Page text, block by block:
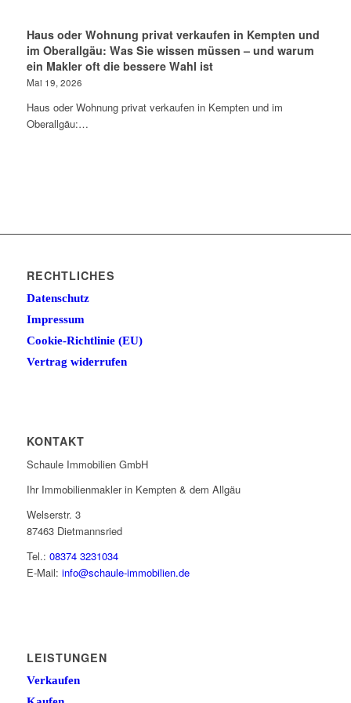
Haus oder Wohnung privat verkaufen in Kempten und
im Oberallgäu: Was Sie wissen müssen – und warum
ein Makler oft die bessere Wahl ist
Mai 19, 2026
Haus oder Wohnung privat verkaufen in Kempten und im
Oberallgäu:…
RECHTLICHES
Datenschutz
Impressum
Cookie-Richtlinie (EU)
Vertrag widerrufen
KONTAKT
Schaule Immobilien GmbH
Ihr Immobilienmakler in Kempten & dem Allgäu
Welserstr. 3
87463 Dietmannsried
Tel.: 08374 3231034
E-Mail: info@schaule-immobilien.de
LEISTUNGEN
Verkaufen